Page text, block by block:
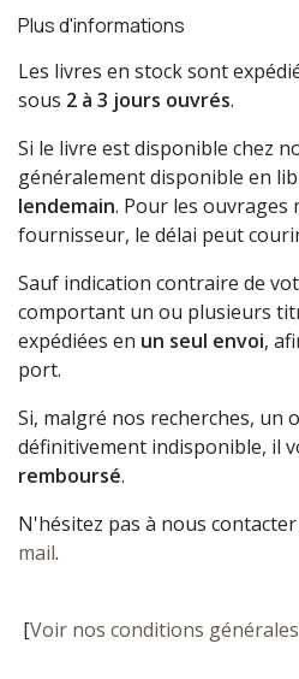
Plus d'informations
Les livres en stock sont
sous 2 à 3 jours ouvrés.
Si le livre est disponible chez
généralement disponible en
lendemain. Pour les ouvrages
fournisseur, le délai peut
Sauf indication contraire de
comportant un ou plusieurs
expédiées en un seul envoi,
port.
Si, malgré nos recherches, un
définitivement indisponible, il
remboursé.
N'hésitez pas à nous
mail.
[Voir nos conditions